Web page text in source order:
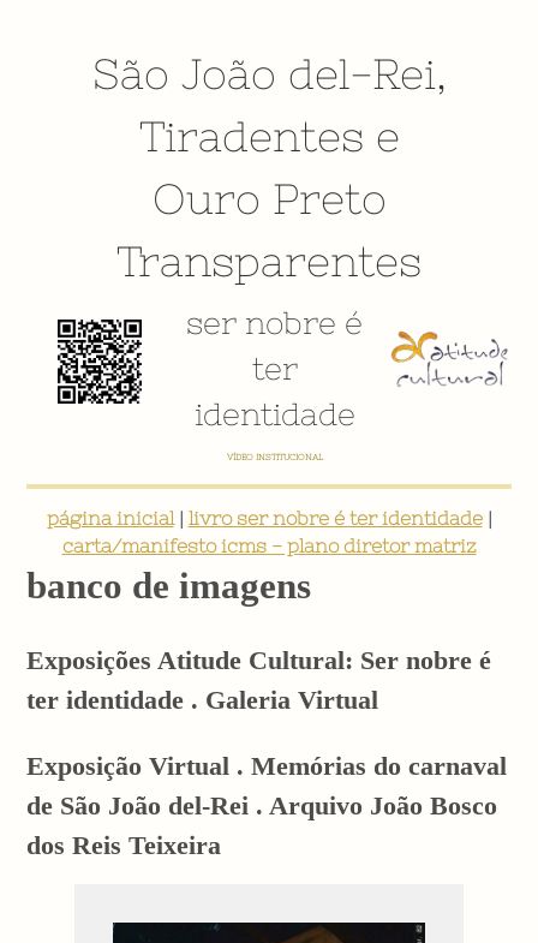
São João del-Rei,
Tiradentes e
Ouro Preto
Transparentes
ser nobre é
ter
identidade
VÍDEO INSTITUCIONAL
página inicial| livro ser nobre é ter identidade|
carta/manifesto icms - plano diretor matriz
banco de imagens
Exposições Atitude Cultural: Ser nobre é
ter identidade . Galeria Virtual
Exposição Virtual . Memórias do carnaval
de São João del-Rei . Arquivo João Bosco
dos Reis Teixeira